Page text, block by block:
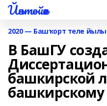
Йәнтөйәк
2020 — Башҡорт теле йылы
В БашГУ
башкирской
башкирскому